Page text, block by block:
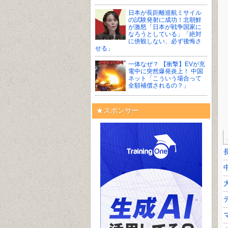
日本が長距離巡航ミサイル
の試験発射に成功！北朝鮮
が激怒「日本が戦争国家に
なろうとしている」「絶対
に傍観しない、必ず後悔さ
せる」
一体なぜ？ 【衝撃】EVが充
電中に突然爆発炎上！ 中国
ネット「こういう場合って
全額補償されるの？」
★スポンサー